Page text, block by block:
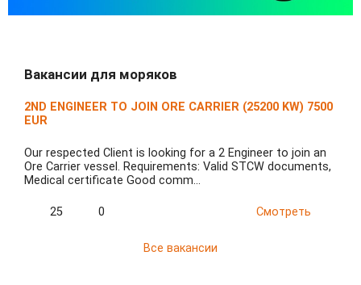
Вакансии для моряков
2ND ENGINEER TO JOIN ORE CARRIER (25200 KW) 7500
EUR
Our respected Client is looking for a 2 Engineer to join an
Ore Carrier vessel. Requirements: Valid STCW documents,
Medical certificate Good comm…
25 0 Смотреть
Все вакансии